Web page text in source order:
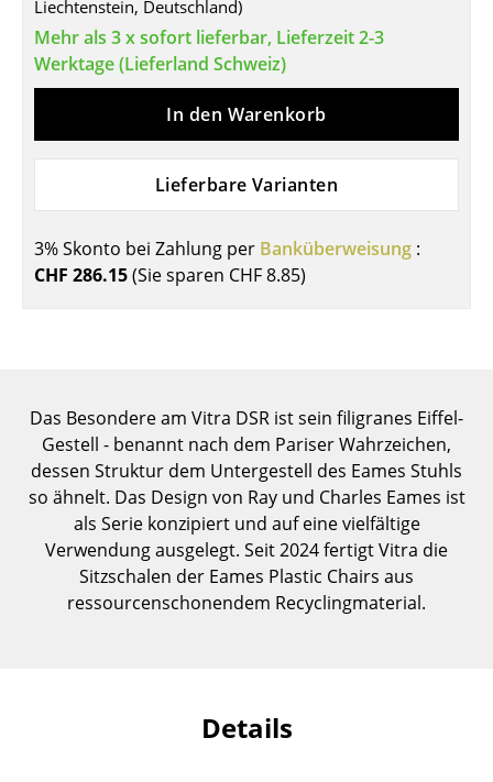
... alle Tische
Aufbewahren
Regale & Schränke
Bücherregale
Wandregale
Sideboards & Kommoden
Garderoben
Kleinaufbewahrung
Einzelteile
... alle Aufbewahrungsmöbel
Licht
Schreibtischleuchten
Liechtenstein, Deutschland)
Mehr als 3 x sofort lieferbar, Lieferzeit 2-3
Werktage (Lieferland Schweiz)
In den Warenkorb
Lieferbare Varianten
3% Skonto bei Zahlung per Banküberweisung :
CHF 286.15(Sie sparen CHF 8.85)
Das Besondere am Vitra DSR ist sein filigranes Eiffel-
Gestell - benannt nach dem Pariser Wahrzeichen,
dessen Struktur dem Untergestell des Eames Stuhls
so ähnelt. Das Design von Ray und Charles Eames ist
als Serie konzipiert und auf eine vielfältige
Verwendung ausgelegt. Seit 2024 fertigt Vitra die
Sitzschalen der Eames Plastic Chairs aus
ressourcenschonendem Recyclingmaterial.
Details